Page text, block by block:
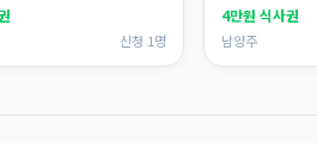
신청 1명
4만원 식사권
남양주